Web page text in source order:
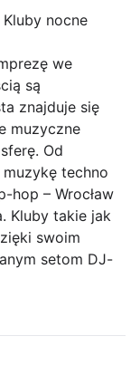
nocne
we
są
znajduje się
muzyczne
Od
techno
hop – Wrocław
Kluby takie jak
swoim
setom DJ-